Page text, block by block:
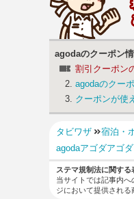
agodaのクーポン
割引クーポン
agodaのクー
クーポンが使
タビワザ 宿泊・
agodaアゴダアゴ
ステマ規制法に関する
当サイトでは記事内
ジにおいて提供される